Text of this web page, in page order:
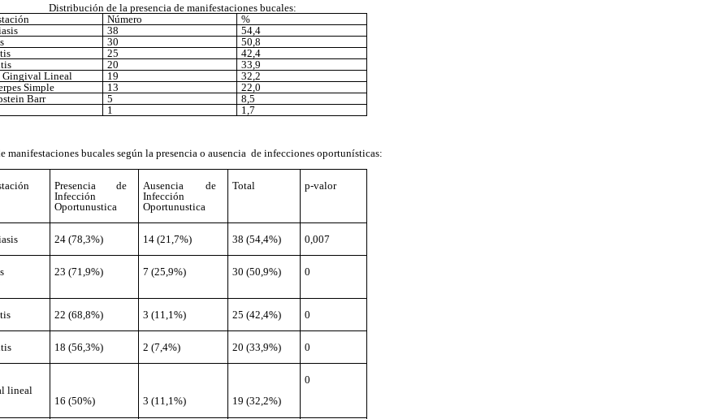
Distribución de la presencia de manifestaciones bucales:
Número
%
38
54,4
30
50,8
25
42,4
20
33,9
Gingival Lineal
19
32,2
Simple
13
22,0
Barr
5
8,5
1
1,7
manifestaciones bucales según la presencia o ausencia de infecciones oportunísticas:
Presencia de
Infección
Oportunustica
Ausencia de
Infección
Oportunustica
Total p-valor
24 (78,3%) 14 (21,7%) 38 (54,4%) 0,007
23 (71,9%) 7 (25,9%) 30 (50,9%) 0
22 (68,8%) 3 (11,1%) 25 (42,4%) 0
18 (56,3%) 2 (7,4%) 20 (33,9%) 0
lineal
16 (50%)
3 (11,1%) 19 (32,2%)
0